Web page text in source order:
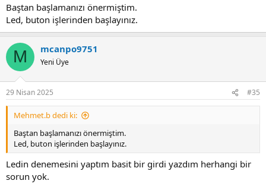
Baştan başlamanızı önermiştim.
Led, buton işlerinden başlayınız.
M mcanpo9751
Yeni Üye
29 Nisan 2025 #35
Mehmet.b dedi ki:
Baştan başlamanızı önermiştim.
Led, buton işlerinden başlayınız.
Ledin denemesini yaptım basit bir girdi yazdım herhangi bir
sorun yok.